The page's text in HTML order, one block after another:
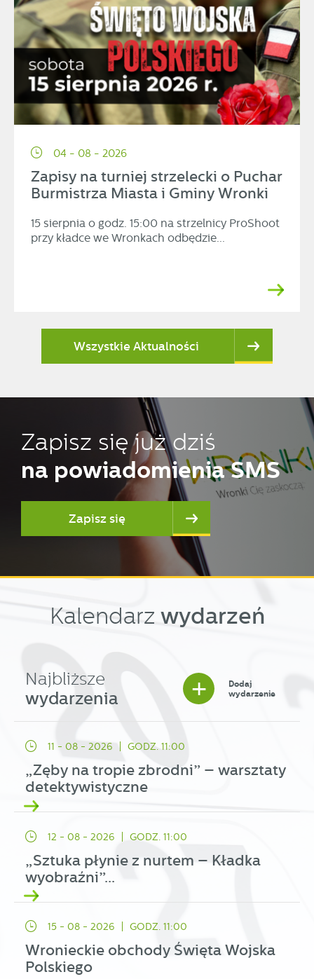
04 - 08 - 2026
Zapisy na turniej strzelecki o Puchar
Burmistrza Miasta i Gminy Wronki
15 sierpnia o godz. 15:00 na strzelnicy ProShoot
przy kładce we Wronkach odbędzie...
Wszystkie Aktualności
Zapisz się już dziś
na powiadomienia SMS
Zapisz się
Kalendarz wydarzeń
Najbliższe
wydarzenia +
Dodaj
wydarzenie
11 - 08 - 2026 GODZ. 11:00
„Zęby na tropie zbrodni” – warsztaty
detektywistyczne
12 - 08 - 2026 GODZ. 11:00
„Sztuka płynie z nurtem – Kładka
wyobraźni”...
15 - 08 - 2026 GODZ. 11:00
Wronieckie obchody Święta Wojska
Polskiego